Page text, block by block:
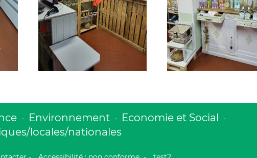
- Environnement - Economie et Social -
locales/nationales